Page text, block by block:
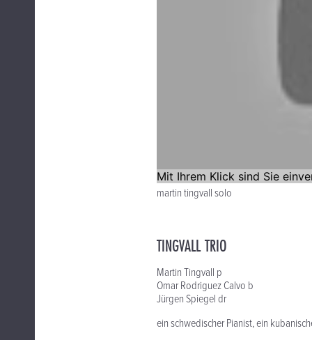
martin tingvall solo
TINGVALL TRIO
Martin Tingvall p
Omar Rodriguez Calvo b
Jürgen Spiegel dr
ein schwedischer Pianist, ein